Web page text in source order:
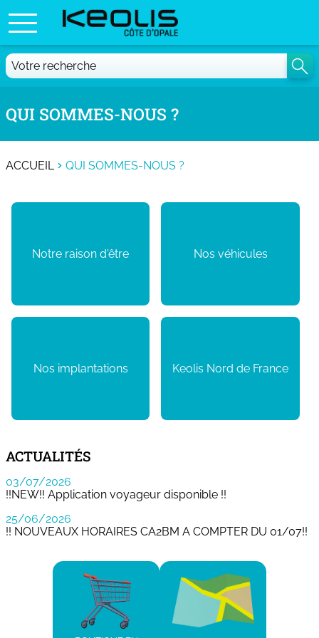
QUI SOMMES-NOUS ?
ACCUEIL QUI SOMMES-NOUS ?
Notre raison d'être Nos véhicules
Nos implantations Keolis Nord de France
ACTUALITÉS
03/07/2026
!!NEW!! Application voyageur disponible !!
25/06/2026
!! NOUVEAUX HORAIRES CA2BM A COMPTER DU 01/07!!